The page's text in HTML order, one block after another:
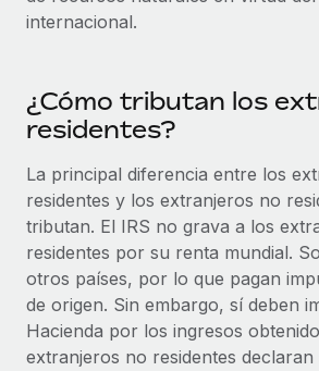
internacional.
¿Cómo tributan los
residentes?
La principal diferencia entre los
residentes y los extranjeros no
tributan. El IRS no grava a los
residentes por su renta mundial.
otros países, por lo que pagan
de origen. Sin embargo, sí deben
Hacienda por los ingresos
extranjeros no residentes declaran